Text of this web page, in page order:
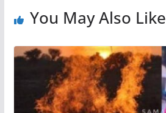
You May Also Like